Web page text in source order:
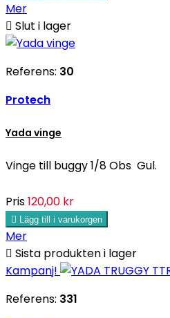
Mer
 Slut i lager
Referens: 30
Protech
Yada vinge
Vinge till buggy 1/8 Obs Gul.
Pris120,00 kr
 Lägg till i varukorgen
Mer
 Sista produkten i lager
Kampanj!
Referens: 331